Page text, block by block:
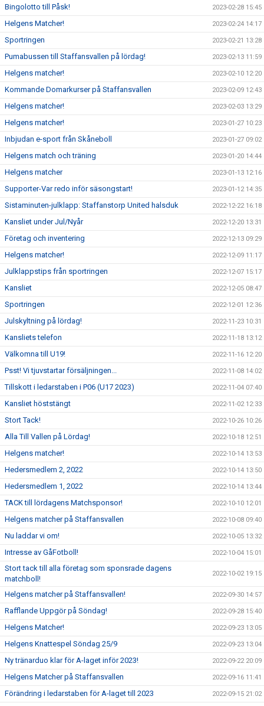
Bingolotto till Påsk! 2023-02-28 15:45
Helgens Matcher! 2023-02-24 14:17
Sportringen 2023-02-21 13:28
Pumabussen till Staffansvallen på lördag! 2023-02-13 11:59
Helgens matcher! 2023-02-10 12:20
Kommande Domarkurser på Staffansvallen 2023-02-09 12:43
Helgens matcher! 2023-02-03 13:29
Helgens matcher! 2023-01-27 10:23
Inbjudan e-sport från Skåneboll 2023-01-27 09:02
Helgens match och träning 2023-01-20 14:44
Helgens matcher 2023-01-13 12:16
Supporter-Var redo inför säsongstart! 2023-01-12 14:35
Sistaminuten-julklapp: Staffanstorp United halsduk 2022-12-22 16:18
Kansliet under Jul/Nyår 2022-12-20 13:31
Företag och inventering 2022-12-13 09:29
Helgens matcher! 2022-12-09 11:17
Julklappstips från sportringen 2022-12-07 15:17
Kansliet 2022-12-05 08:47
Sportringen 2022-12-01 12:36
Julskyltning på lördag! 2022-11-23 10:31
Kansliets telefon 2022-11-18 13:12
Välkomna till U19! 2022-11-16 12:20
Psst! Vi tjuvstartar försäljningen... 2022-11-08 14:02
Tillskott i ledarstaben i P06 (U17 2023) 2022-11-04 07:40
Kansliet höststängt 2022-11-02 12:33
Stort Tack! 2022-10-26 10:26
Alla Till Vallen på Lördag! 2022-10-18 12:51
Helgens matcher! 2022-10-14 13:53
Hedersmedlem 2, 2022 2022-10-14 13:50
Hedersmedlem 1, 2022 2022-10-14 13:44
TACK till lördagens Matchsponsor! 2022-10-10 12:01
Helgens matcher på Staffansvallen 2022-10-08 09:40
Nu laddar vi om! 2022-10-05 13:32
Intresse av GåFotboll! 2022-10-04 15:01
Stort tack till alla företag som sponsrade dagens
matchboll!
2022-10-02 19:15
Helgens matcher på Staffansvallen! 2022-09-30 14:57
Rafflande Uppgör på Söndag! 2022-09-28 15:40
Helgens Matcher! 2022-09-23 13:05
Helgens Knattespel Söndag 25/9 2022-09-23 13:04
Ny tränarduo klar för A-laget inför 2023! 2022-09-22 20:09
Helgens Matcher på Staffansvallen 2022-09-16 11:41
Förändring i ledarstaben för A-laget till 2023 2022-09-15 21:02